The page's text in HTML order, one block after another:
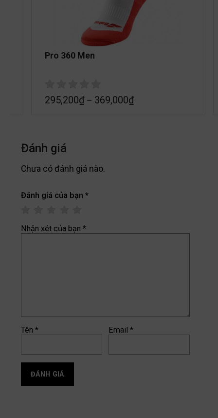
Pro 360 Men
295,200₫– 369,000₫
Đánh giá
Chưa có đánh giá nào.
Đánh giá của bạn *
Nhận xét của bạn *
Tên * Email*